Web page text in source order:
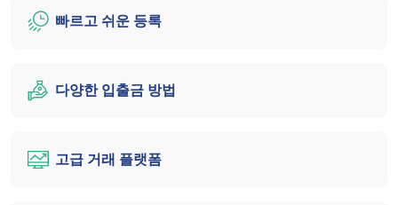
빠르고 쉬운 등록
다양한 입출금 방법
고급 거래 플랫폼